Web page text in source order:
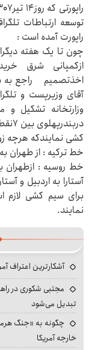
توسعه ارتباطات
راپورت آمده است :
چون تا یک هفته
ازکمپانی شرق
اخذتصمیم راجع به
آقای وزیرپست و
وزارتخانه تشکیل
کشی نمایندکه هرچه
خط ترکیه : از طهران به
خط روسیه : ازطهران
آستارا به اردبیل و
برای سیم کشی لازم
نمایند.
آشکارترین اعتراف
مجتبی شکوری در
تبدیل می‌شود
چگونه به «جنگ
خارجه آمریکا